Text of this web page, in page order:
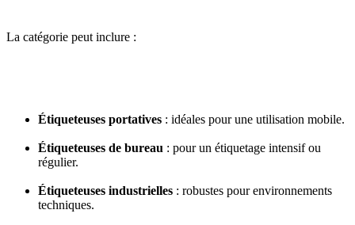
La catégorie peut inclure :
Étiqueteuses portatives : idéales pour une utilisation mobile.
Étiqueteuses de bureau : pour un étiquetage intensif ou
régulier.
Étiqueteuses industrielles : robustes pour environnements
techniques.